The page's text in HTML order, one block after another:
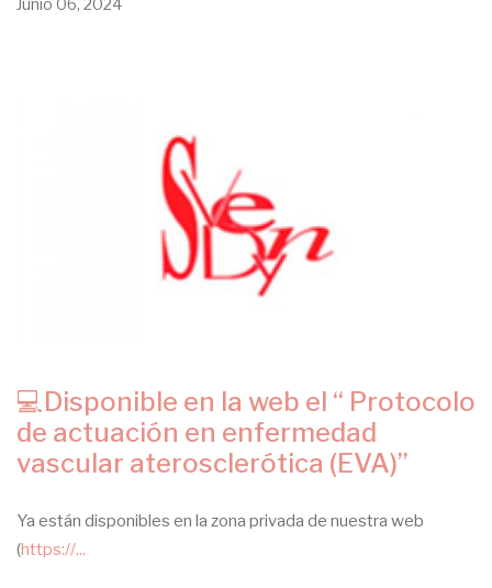
Junio 06, 2024
💻Disponible en la web el “ Protocolo
de actuación en enfermedad
vascular aterosclerótica (EVA)”
Ya están disponibles en la zona privada de nuestra web
(https://...